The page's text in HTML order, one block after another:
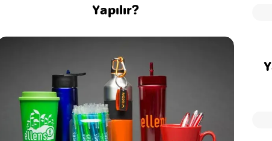
Yapılır?